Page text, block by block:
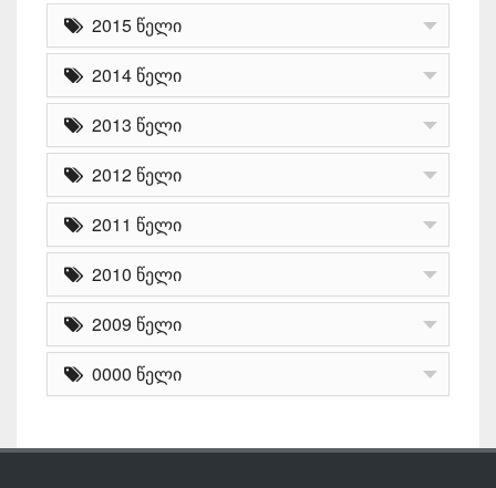
2015 წელი
2014 წელი
2013 წელი
2012 წელი
2011 წელი
2010 წელი
2009 წელი
0000 წელი